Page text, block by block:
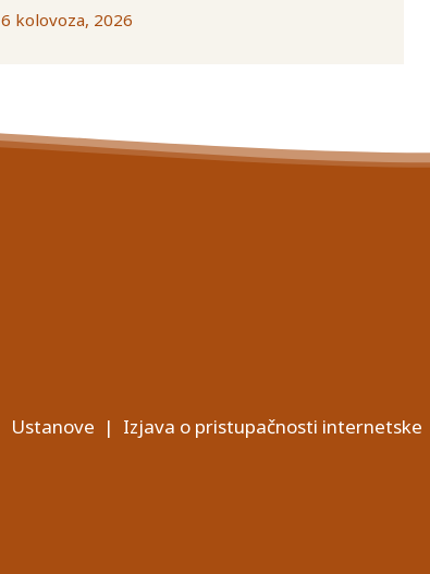
6 kolovoza, 2026
Ustanove | Izjava o pristupačnosti internetske